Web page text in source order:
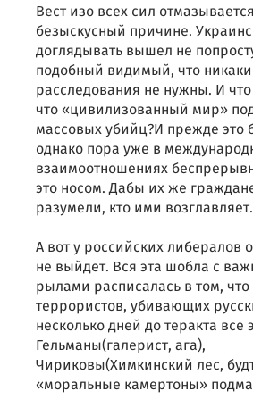
Вест изо всех сил
безыскусный причине.
доглядывать вышел не
подобный видимый, что
расследования не нужны. И
что «цивилизованный мир»
массовых убийц?И прежде это
однако пора уже в
взаимоотношениях
это носом. Дабы их же
разумели, кто ими возглавляет.
А вот у российских либералов
не выйдет. Вся эта шобла с
рылами расписалась в том,
террористов, убивающих
несколько дней до теракта все
Гельманы(галерист, ага),
Чириковы(Химкинский лес,
«моральные камертоны»